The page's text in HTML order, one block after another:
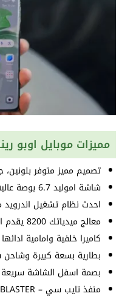
مميزات موبايل اوبو رينو 11
تصميم مميز متوفر بلونين،
شاشة اموليد 6.7 بوصة عالية الدقة بمعدل 120Hz.
احدث نظام تشغيل اندرويد
معالج ميدياتك 8200 يقدم اداء جيد بكافة المهام.
كاميرا خلفية وامامية
بطارية بسعة كبيرة
بصمة اسفل الشاشة سريعة
منفذ تايب سي – NFC – IR BLASTER.